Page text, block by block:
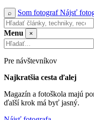
⌕ Som fotografNájsť
Menu
×
Pre návštevníkov
Najkratšia cesta ďalej
Magazín a fotoškola majú
ďalší krok má byť jasný.